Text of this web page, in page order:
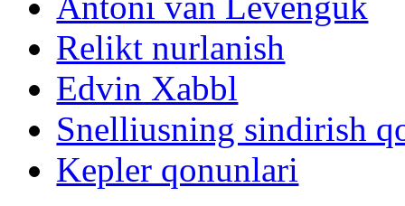
Relikt nurlanish
Edvin Xabbl
Snelliusning sindirish
Kepler qonunlari